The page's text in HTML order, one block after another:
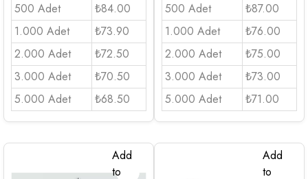
500 Adet
₺84.00
1.000 Adet
₺73.90
2.000 Adet
₺72.50
3.000 Adet
₺70.50
5.000 Adet
₺68.50
500 Adet
₺87.00
1.000 Adet
₺76.00
2.000 Adet
₺75.00
3.000 Adet
₺73.00
5.000 Adet
₺71.00
Add
to
Add
to